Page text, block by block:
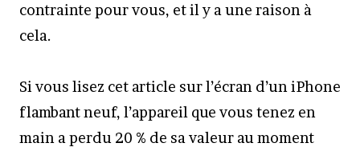
contrainte pour vous, et il y a une raison à
cela.
Si vous lisez cet article sur l’écran d’un iPhone
flambant neuf, l’appareil que vous tenez en
main a perdu 20 % de sa valeur au moment